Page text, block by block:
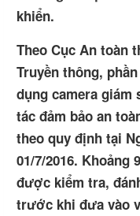
khiển.
Theo Cục An toàn
Truyền thông,
dụng camera
tác đảm bảo an
theo quy định tại
01/7/2016. Khoảng
được kiểm tra,
trước khi đưa vào